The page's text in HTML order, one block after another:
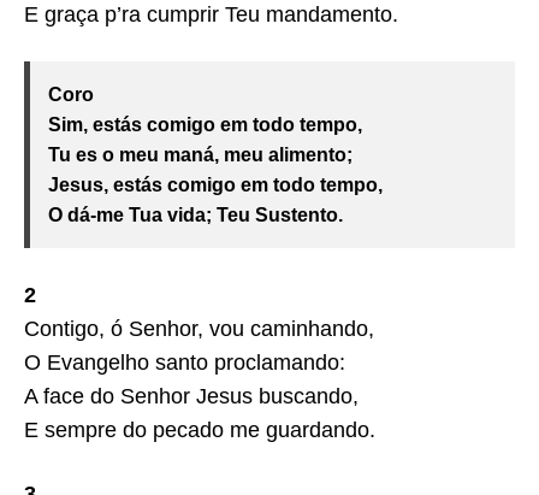
E graça p’ra cumprir Teu mandamento.
Coro
Sim, estás comigo em todo tempo,
Tu es o meu maná, meu alimento;
Jesus, estás comigo em todo tempo,
O dá-me Tua vida; Teu Sustento.
2
Contigo, ó Senhor, vou caminhando,
O Evangelho santo proclamando:
A face do Senhor Jesus buscando,
E sempre do pecado me guardando.